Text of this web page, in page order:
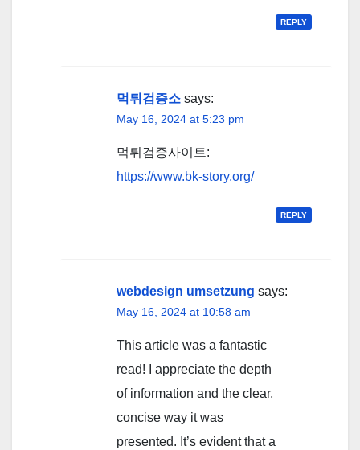
REPLY
먹튀검증소 says:
May 16, 2024 at 5:23 pm
먹튀검증사이트:
https://www.bk-story.org/
REPLY
webdesign umsetzung says:
May 16, 2024 at 10:58 am
This article was a fantastic
read! I appreciate the depth
of information and the clear,
concise way it was
presented. It’s evident that a